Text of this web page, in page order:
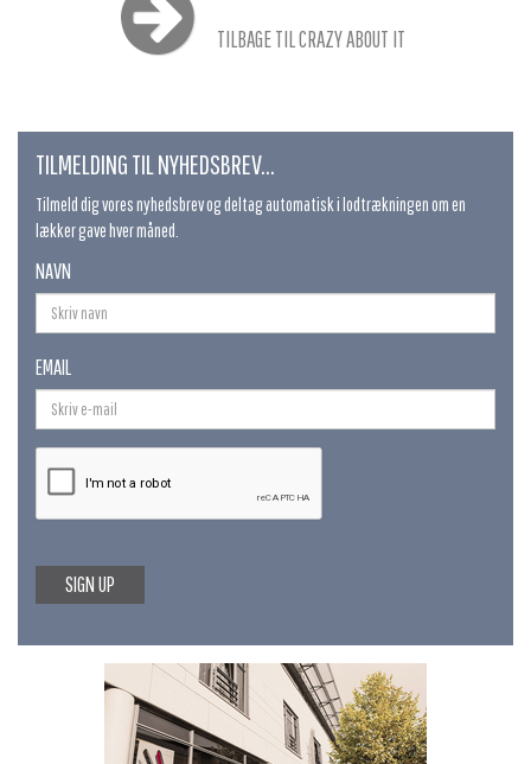
TILBAGE TIL CRAZY ABOUT IT
TILMELDING TIL NYHEDSBREV...
Tilmeld dig vores nyhedsbrev og deltag automatisk i lodtrækningen om en
lækker gave hver måned.
NAVN
EMAIL
SIGN UP